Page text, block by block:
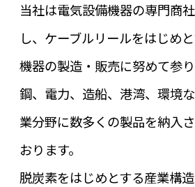
当社は電気設備機器の専門商
し、ケーブルリールをはじめ
機器の製造・販売に努めて参
鋼、電力、造船、港湾、環境
業分野に数多くの製品を納入
おります。
脱炭素をはじめとする産業構